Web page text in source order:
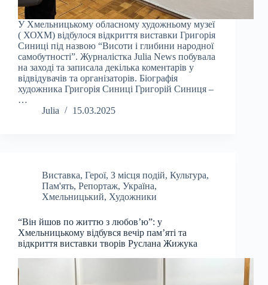
У Хмельницькому обласному художньому музеї
( ХОХМ) відбулося відкриття виставки Григорія
Синиці під назвою “Висоти і глибини народної
самобутності”. Журналістка Julia News побувала
на заході та записала декілька коментарів у
відвідувачів та організаторів. Біографія
художника Григорія Синиці Григорій Синиця –
…
Julia
15.03.2025
Виставка, Герої, З місця подій, Культура,
Пам'ять, Репортаж, Україна,
Хмельницький, Художники
“Він йшов по життю з любовʼю”: у
Хмельницькому відбувся вечір памʼяті та
відкриття виставки творів Руслана Жижука